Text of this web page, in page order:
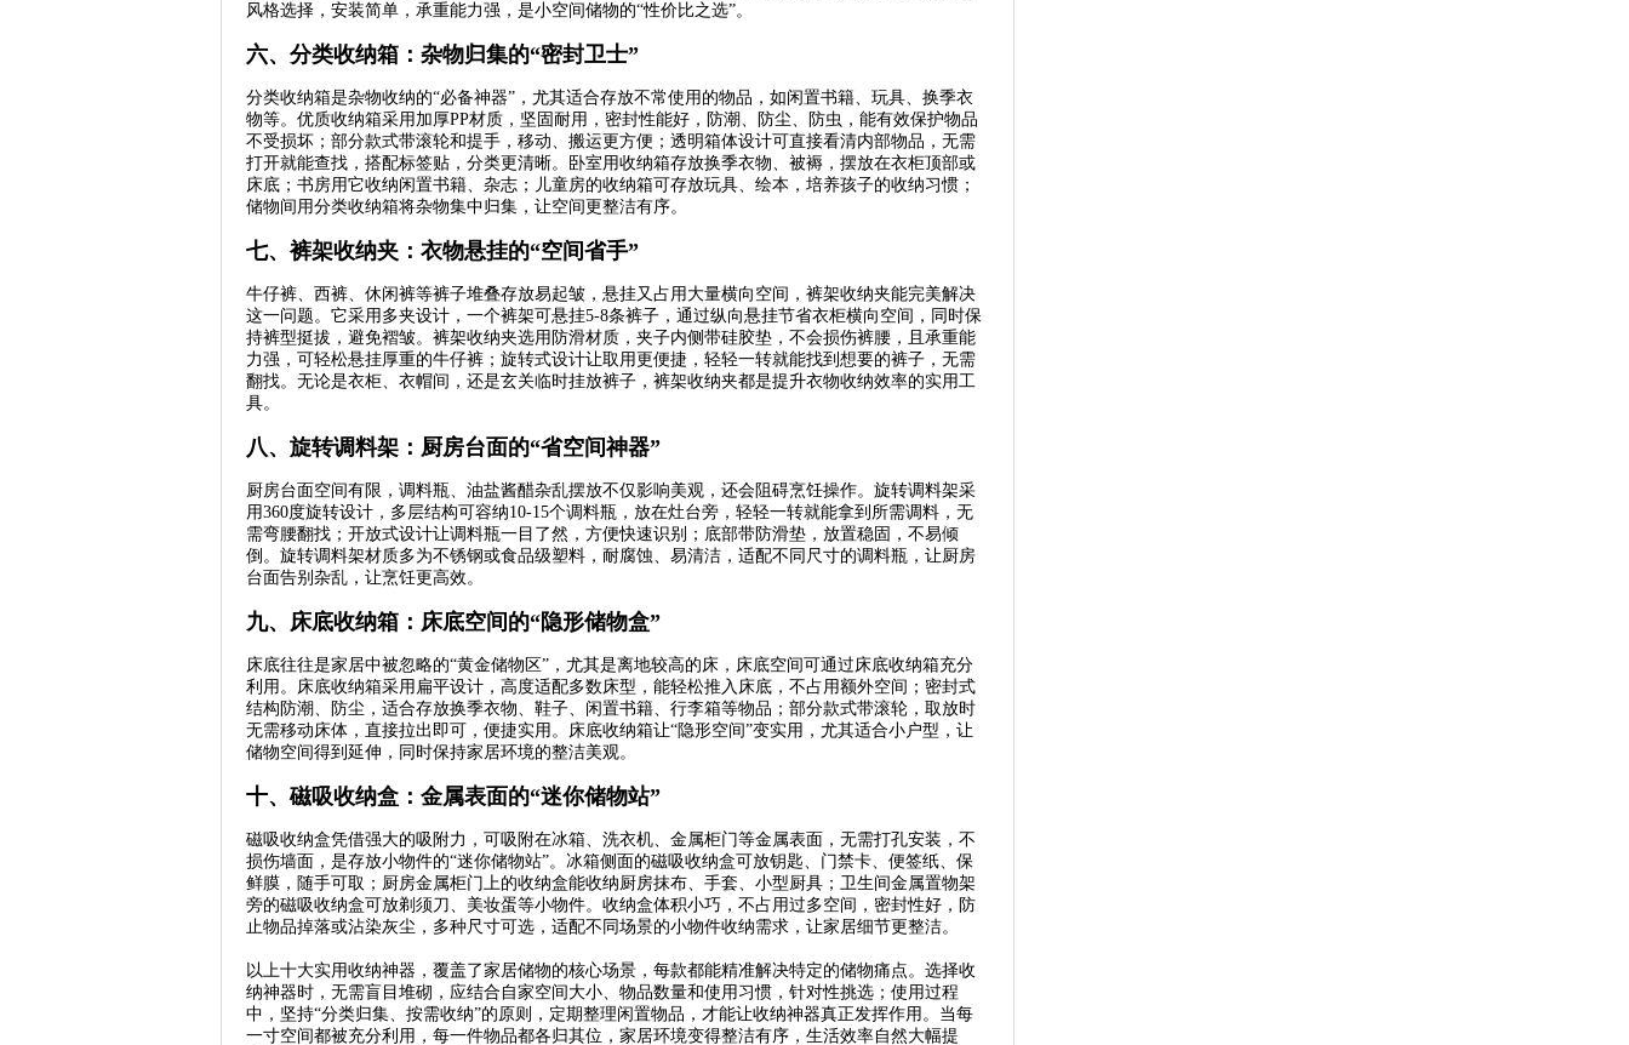
风格选择，安装简单，承重能力强，是小空间储物的“性价比之选”。
六、分类收纳箱：杂物归集的“密封卫士”
分类收纳箱是杂物收纳的“必备神器”，尤其适合存放不常使用的物品，如闲置书籍、玩具、换季衣
物等。优质收纳箱采用加厚PP材质，坚固耐用，密封性能好，防潮、防尘、防虫，能有效保护物品
不受损坏；部分款式带滚轮和提手，移动、搬运更方便；透明箱体设计可直接看清内部物品，无需
打开就能查找，搭配标签贴，分类更清晰。卧室用收纳箱存放换季衣物、被褥，摆放在衣柜顶部或
床底；书房用它收纳闲置书籍、杂志；儿童房的收纳箱可存放玩具、绘本，培养孩子的收纳习惯；
储物间用分类收纳箱将杂物集中归集，让空间更整洁有序。
七、裤架收纳夹：衣物悬挂的“空间省手”
牛仔裤、西裤、休闲裤等裤子堆叠存放易起皱，悬挂又占用大量横向空间，裤架收纳夹能完美解决
这一问题。它采用多夹设计，一个裤架可悬挂5-8条裤子，通过纵向悬挂节省衣柜横向空间，同时保
持裤型挺拔，避免褶皱。裤架收纳夹选用防滑材质，夹子内侧带硅胶垫，不会损伤裤腰，且承重能
力强，可轻松悬挂厚重的牛仔裤；旋转式设计让取用更便捷，轻轻一转就能找到想要的裤子，无需
翻找。无论是衣柜、衣帽间，还是玄关临时挂放裤子，裤架收纳夹都是提升衣物收纳效率的实用工
具。
八、旋转调料架：厨房台面的“省空间神器”
厨房台面空间有限，调料瓶、油盐酱醋杂乱摆放不仅影响美观，还会阻碍烹饪操作。旋转调料架采
用360度旋转设计，多层结构可容纳10-15个调料瓶，放在灶台旁，轻轻一转就能拿到所需调料，无
需弯腰翻找；开放式设计让调料瓶一目了然，方便快速识别；底部带防滑垫，放置稳固，不易倾
倒。旋转调料架材质多为不锈钢或食品级塑料，耐腐蚀、易清洁，适配不同尺寸的调料瓶，让厨房
台面告别杂乱，让烹饪更高效。
九、床底收纳箱：床底空间的“隐形储物盒”
床底往往是家居中被忽略的“黄金储物区”，尤其是离地较高的床，床底空间可通过床底收纳箱充分
利用。床底收纳箱采用扁平设计，高度适配多数床型，能轻松推入床底，不占用额外空间；密封式
结构防潮、防尘，适合存放换季衣物、鞋子、闲置书籍、行李箱等物品；部分款式带滚轮，取放时
无需移动床体，直接拉出即可，便捷实用。床底收纳箱让“隐形空间”变实用，尤其适合小户型，让
储物空间得到延伸，同时保持家居环境的整洁美观。
十、磁吸收纳盒：金属表面的“迷你储物站”
磁吸收纳盒凭借强大的吸附力，可吸附在冰箱、洗衣机、金属柜门等金属表面，无需打孔安装，不
损伤墙面，是存放小物件的“迷你储物站”。冰箱侧面的磁吸收纳盒可放钥匙、门禁卡、便签纸、保
鲜膜，随手可取；厨房金属柜门上的收纳盒能收纳厨房抹布、手套、小型厨具；卫生间金属置物架
旁的磁吸收纳盒可放剃须刀、美妆蛋等小物件。收纳盒体积小巧，不占用过多空间，密封性好，防
止物品掉落或沾染灰尘，多种尺寸可选，适配不同场景的小物件收纳需求，让家居细节更整洁。
以上十大实用收纳神器，覆盖了家居储物的核心场景，每款都能精准解决特定的储物痛点。选择收
纳神器时，无需盲目堆砌，应结合自家空间大小、物品数量和使用习惯，针对性挑选；使用过程
中，坚持“分类归集、按需收纳”的原则，定期整理闲置物品，才能让收纳神器真正发挥作用。当每
一寸空间都被充分利用，每一件物品都各归其位，家居环境变得整洁有序，生活效率自然大幅提